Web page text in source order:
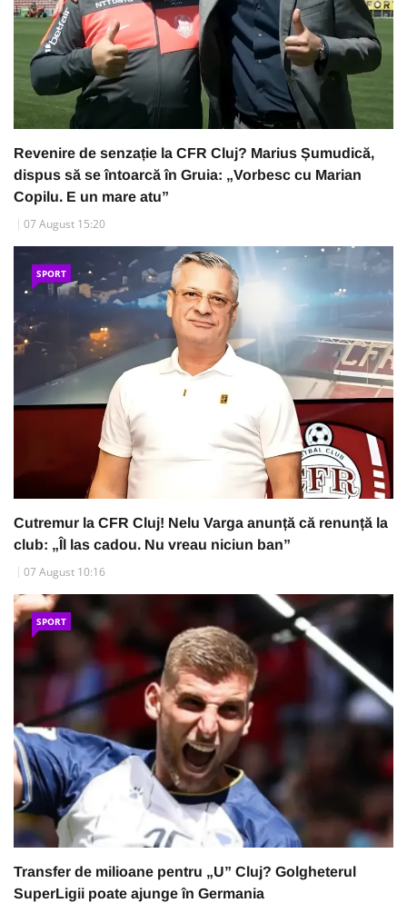
Revenire de senzație la CFR Cluj? Marius Șumudică,
dispus să se întoarcă în Gruia: „Vorbesc cu Marian
Copilu. E un mare atu”
07 August 15:20
SPORT
Cutremur la CFR Cluj! Nelu Varga anunță că renunță la
club: „Îl las cadou. Nu vreau niciun ban”
07 August 10:16
SPORT
Transfer de milioane pentru „U” Cluj? Golgheterul
SuperLigii poate ajunge în Germania